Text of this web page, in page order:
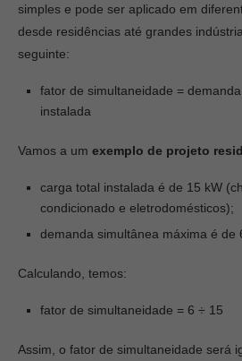
simples e pode ser aplicado em
desde residências até grandes
seguinte:
fator de simultaneidade =
instalada
Vamos a um exemplo de projeto
carga total instalada é de 15 kW
condicionado e eletrodomésticos);
demanda simultânea máxima é de
Calculando, temos:
fator de simultaneidade = 6 ÷ 15
Assim, o fator de simultaneidade será